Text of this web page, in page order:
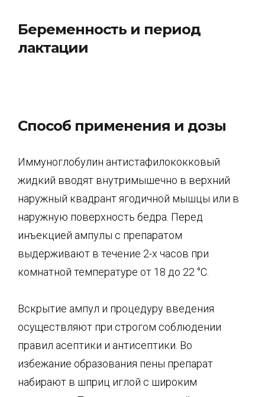
Беременность и период
лактации
Способ применения и дозы
Иммуноглобулин антистафилококковый
жидкий вводят внутримышечно в верхний
наружный квадрант ягодичной мышцы или в
наружную поверхность бедра. Перед
инъекцией ампулы с препаратом
выдерживают в течение 2-х часов при
комнатной тем­пературе от 18 до 22 °С.
Вскрытие ампул и процедуру введения
осуществляют при строгом соблюдении
правил асептики и антисептики. Во
избежание образования пены препарат
набирают в шприц иглой с широким